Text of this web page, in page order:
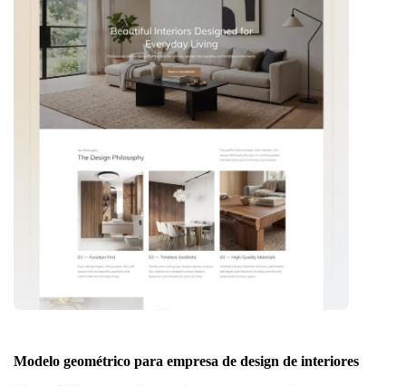
Modelo geométrico para empresa de design de interiores